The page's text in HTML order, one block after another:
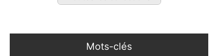
Mots-clés